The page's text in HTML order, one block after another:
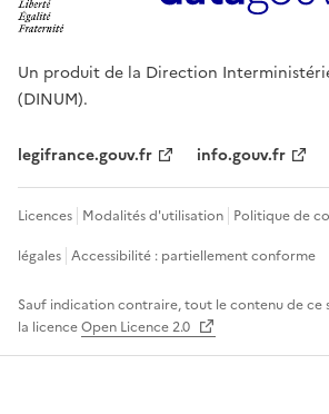
Un produit de la Direction
(DINUM).
legifrance.gouv.fr info.gouv.fr
Licences Modalités d'utilisation Politique de
légales Accessibilité : partiellement conforme
Sauf indication contraire, tout le contenu de ce
la licenceOpen Licence 2.0